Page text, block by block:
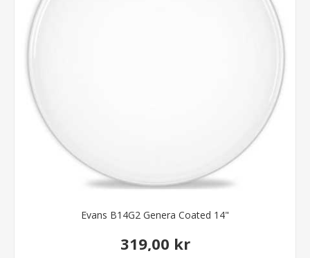
Evans B14G2 Genera Coated 14"
319,00 kr